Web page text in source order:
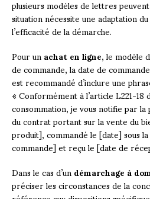
plusieurs modèles de lettres
situation nécessite une adaptation
l’efficacité de la démarche.
Pour unachat en ligne, le modèle
de commande, la date de
est recommandé d’inclure une
« Conformément à l’article L221-18
consommation, je vous notifie par
du contrat portant sur la vente du
produit], commandé le [date] sous
commande] et reçu le [date de
Dans le cas d’undémarchage à
préciser les circonstances de la